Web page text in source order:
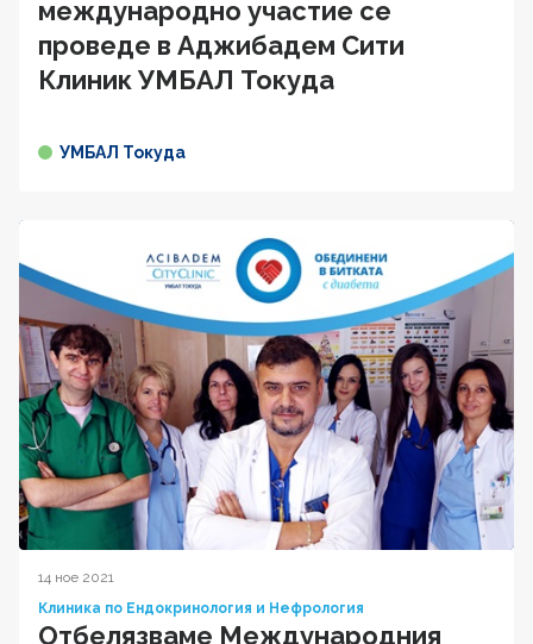
международно участие се
проведе в Аджибадем Сити
Клиник УМБАЛ Токуда
УМБАЛ Токуда
14 ное 2021
Клиника по Ендокринология и Нефрология
Отбелязваме Международния